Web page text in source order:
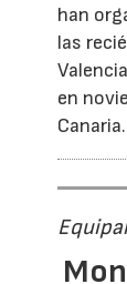
han
las
en
Canaria.